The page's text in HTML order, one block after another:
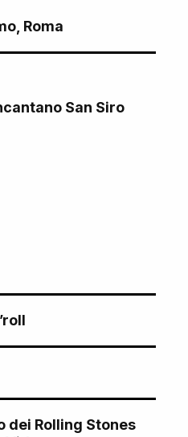
Roma
San Siro
dei Rolling Stones